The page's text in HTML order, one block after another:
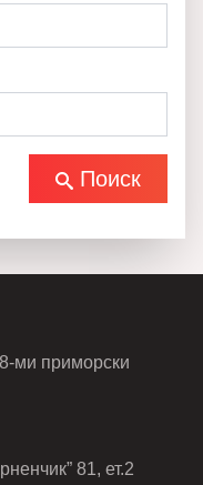
Поиск
ми приморски
81, ет.2